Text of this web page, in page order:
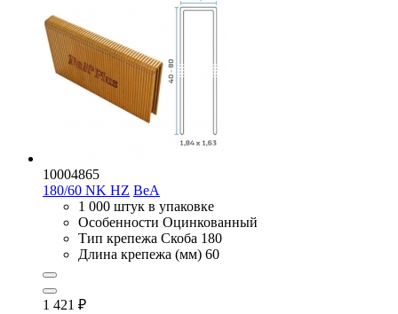
10004865
180/60 NK HZ BeA
1 000 штук в упаковке
Особенности Оцинкованный
Тип крепежа Скоба 180
Длина крепежа (мм) 60
1 421 ₽